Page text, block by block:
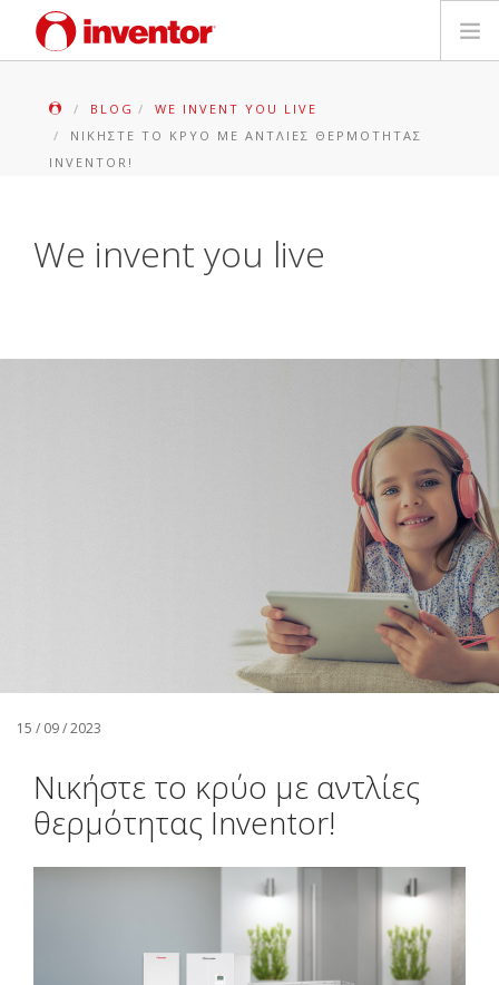
Αρχεία και Υποστήριξη
BLOG
WE INVENT YOU LIVE
ΝΙΚΉΣΤΕ ΤΟ ΚΡΎΟ ΜΕ ΑΝΤΛΊΕΣ ΘΕΡΜΌΤΗΤΑΣ
INVENTOR!
We invent you live
15 / 09 / 2023
Νικήστε το κρύο με αντλίες
θερμότητας Inventor!